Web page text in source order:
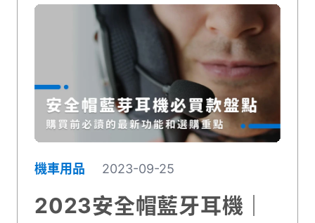
機車用品 2023-09-25
2023安全帽藍牙耳機｜